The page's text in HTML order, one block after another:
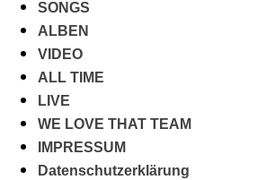
SONGS
ALBEN
VIDEO
ALL TIME
LIVE
WE LOVE THAT TEAM
IMPRESSUM
Datenschutzerklärung